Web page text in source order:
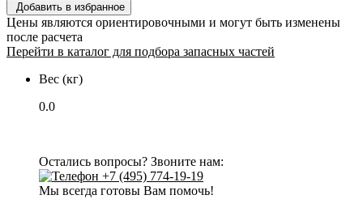
Добавить в избранное
Цены являются ориентировочными и могут быть изменены
после расчета
Перейти в каталог для подбора запасных частей
Вес (кг)
0.0
Остались вопросы? Звоните нам:
+7 (495) 774-19-19
Мы всегда готовы Вам помочь!